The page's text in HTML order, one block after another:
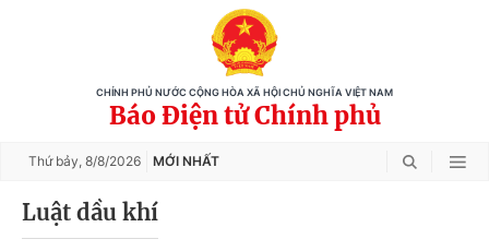
CHÍNH PHỦ NƯỚC CỘNG HÒA XÃ HỘI CHỦ NGHĨA VIỆT NAM
Báo Điện tử Chính phủ
Thứ bảy, 8/8/2026 MỚI NHẤT
Luật dầu khí